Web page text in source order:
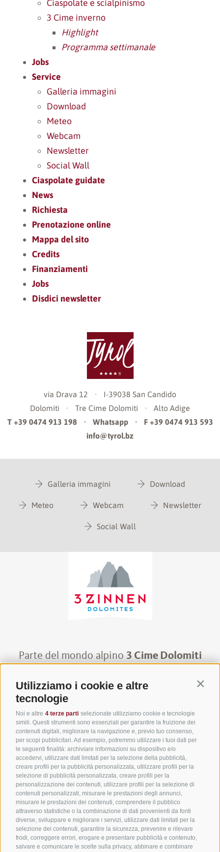
Utilizziamo i cookie e altre
tecnologie
Noi e altre 4 terze parti selezionate utilizziamo cookie e tecnologie
simili. Questi strumenti sono essenziali per garantire la fruizione dei
contenuti digitali, migliorare la navigazione e, previo tuo consenso,
per scopi pubblicitari. Ad esempio, potremmo utilizzare i tuoi dati per
le seguenti finalità: archiviare informazioni su dispositivo e/o
accedervi, utilizzare dati limitati per la selezione della pubblicità,
creare profili per la pubblicità personalizzata, utilizzare profili per la
selezione di pubblicità personalizzata, creare profili per la
personalizzazione dei contenuti, utilizzare profili per la selezione di
contenuti personalizzati, misurare le prestazioni degli annunci,
misurare le prestazioni dei contenuti, comprendere il pubblico
attraverso statistiche o la combinazione di dati provenienti da fonti
diverse, sviluppare e migliorare i servizi, utilizzare dati limitati per la
selezione dei contenuti, garantire la sicurezza, prevenire e rilevare
frodi, correggere errori, erogare e presentare pubblicità e contenuto,
salvare e comunicare le scelte sulla privacy, abbinare e combinare
Ciaspolate e scialpinismo
3 Cime inverno
Highlight
Programma settimanale
Jobs
Service
Galleria immagini
Download
Meteo
Webcam
Newsletter
Social Wall
Ciaspolate guidate
News
Richiesta
Prenotazione online
Mappa del sito
Credits
Finanziamenti
Jobs
Disdici newsletter
via Drava 12 · I-39038 San Candido
Dolomiti
· Tre Cime Dolomiti ·
Alto Adige
T +39 0474 913 198
· Whatsapp ·
F +39 0474 913 593
info@tyrol.bz
Galleria immagini Download
Meteo Webcam Newsletter
Social Wall
Parte del mondo alpino 3 Cime Dolomiti
Dolomiti si trova un mondo alpino senza pari. Le sue dimensioni
ridotte e la ricchezza del territorio, la vicinanza ai piccoli paesi, la
maestosa cornice naturale e la gente radicata sul territorio con le
un’esperienza alpina straordinaria per tutti coloro, il cui cuore
batte forte per la montagna.
Mappa del sito · Credits · Finanziamenti Jobs ·
Policy
· Privacy ·
Preferenze Cookies
UID IT01191160215
·
sporthoteltyrol@pec.senso.bz (SUBM7ØN)
created with passion by